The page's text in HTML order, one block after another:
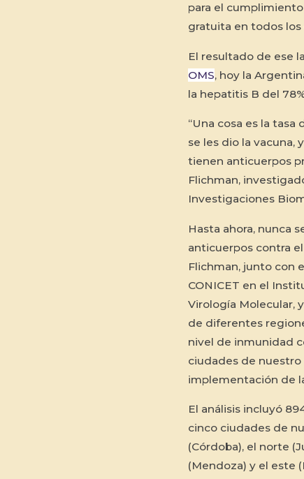
para el
gratuita en todos
El resultado de ese
OMS, hoy la
la hepatitis B del
“Una cosa es la tasa
se les dio la vacuna,
tienen anticuerpos
Flichman,
Investigaciones
Hasta ahora, nunca
anticuerpos contra
Flichman, junto con
CONICET en el
Virología Molecular,
de diferentes
nivel de inmunidad
ciudades de
implementación de
El análisis incluyó
cinco ciudades de
(Córdoba), el norte
(Mendoza) y el este